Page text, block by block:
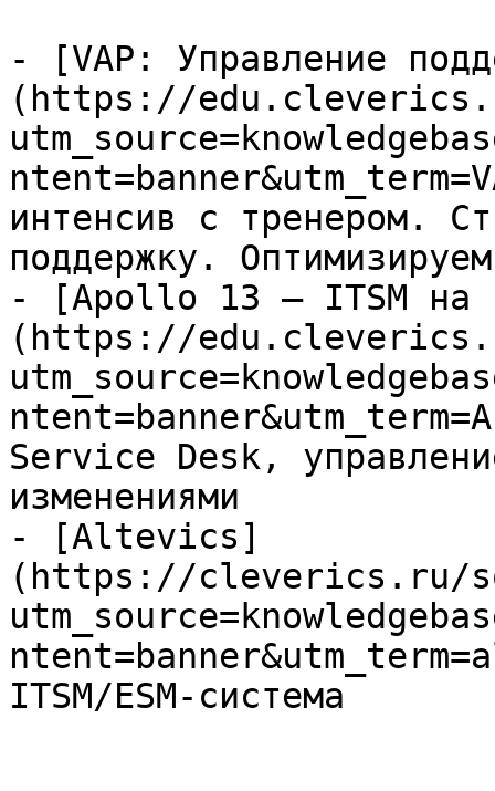
- [VAP: Управление
(https://
интенсив с тренером.
поддержку.
- [Apollo 13 — ITSM на
(https://
Service Desk,
изменениями
- [Altevics]
(https://cleverics.ru/
ITSM/ESM-система